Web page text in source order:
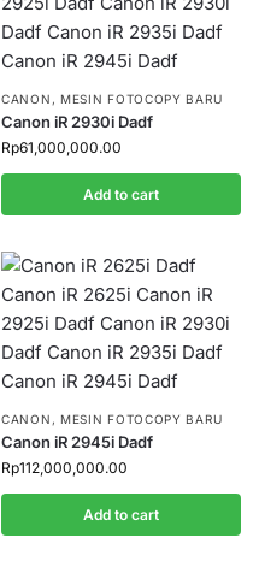
CANON , MESIN FOTOCOPY BARU
Canon iR 2930i Dadf
Rp61,000,000.00
Add to cart
CANON , MESIN FOTOCOPY BARU
Canon iR 2945i Dadf
Rp112,000,000.00
Add to cart